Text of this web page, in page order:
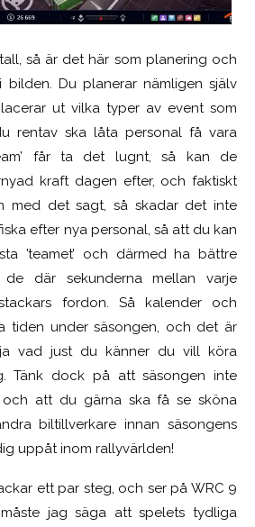
så är det här som planering och
bilden. Du planerar nämligen själv
ut vilka typer av event som
rentav ska låta personal få vara
får ta det lugnt, så kan de
kraft dagen efter, och faktiskt
med det sagt, så skadar det inte
efter nya personal, så att du kan
’teamet’ och därmed ha bättre
där sekunderna mellan varje
fordon. Så kalender och
tiden under säsongen, och det är
vad just du känner du vill köra
Tänk dock på att säsongen inte
att du gärna ska få se sköna
biltillverkare innan säsongens
uppåt inom rallyvärlden!
ett par steg, och ser på WRC 9
jag säga att spelets tydliga